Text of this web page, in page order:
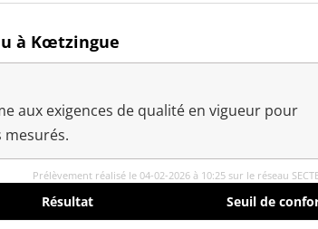
à Kœtzingue
aux exigences de qualité en vigueur pour
Prélèvement réalisé le 04-02-2026 à 10:25 sur le réseau
Résultat Seuil de